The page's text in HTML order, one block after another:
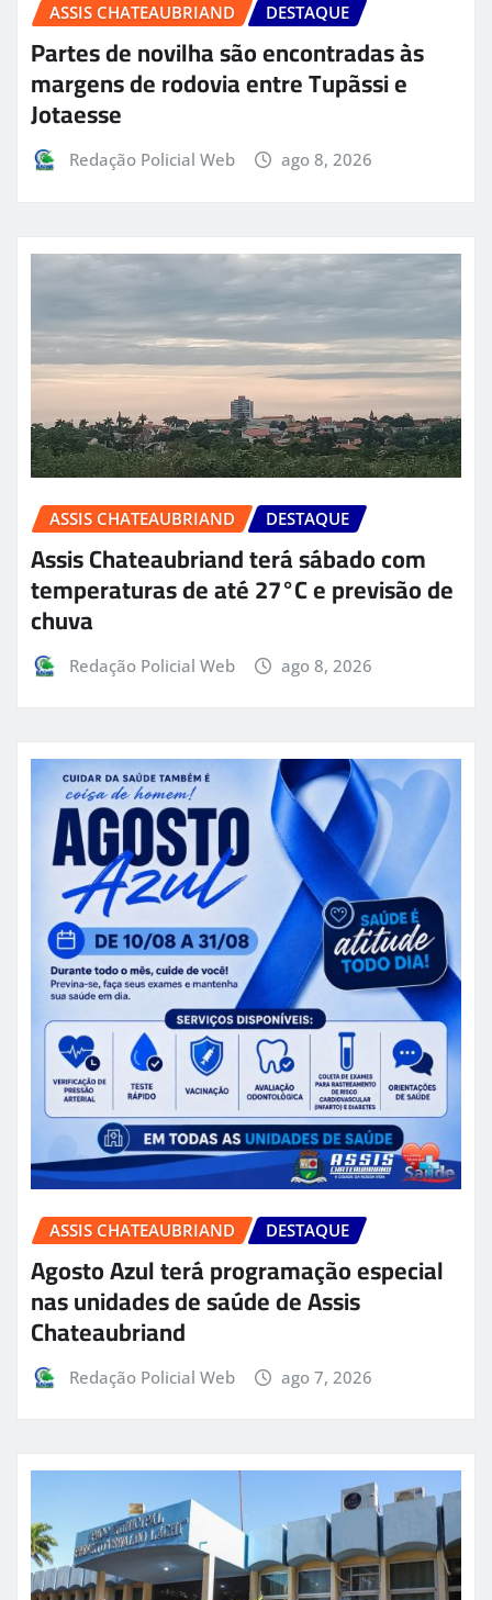
ASSIS CHATEAUBRIAND DESTAQUE
Partes de novilha são encontradas às
margens de rodovia entre Tupãssi e
Jotaesse
Redação Policial Web ago 8, 2026
ASSIS CHATEAUBRIAND DESTAQUE
Assis Chateaubriand terá sábado com
temperaturas de até 27°C e previsão de
chuva
Redação Policial Web ago 8, 2026
ASSIS CHATEAUBRIAND DESTAQUE
Agosto Azul terá programação especial
nas unidades de saúde de Assis
Chateaubriand
Redação Policial Web ago 7, 2026